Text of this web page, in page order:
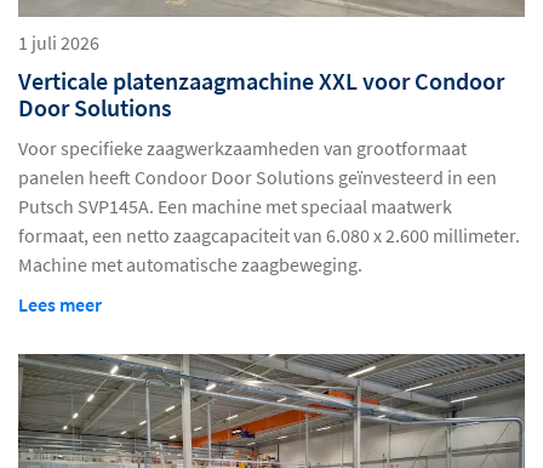
1 juli 2026
Verticale platenzaagmachine XXL voor Condoor
Door Solutions
Voor specifieke zaagwerkzaamheden van grootformaat
panelen heeft Condoor Door Solutions geïnvesteerd in een
Putsch SVP145A. Een machine met speciaal maatwerk
formaat, een netto zaagcapaciteit van 6.080 x 2.600 millimeter.
Machine met automatische zaagbeweging.
Lees meer